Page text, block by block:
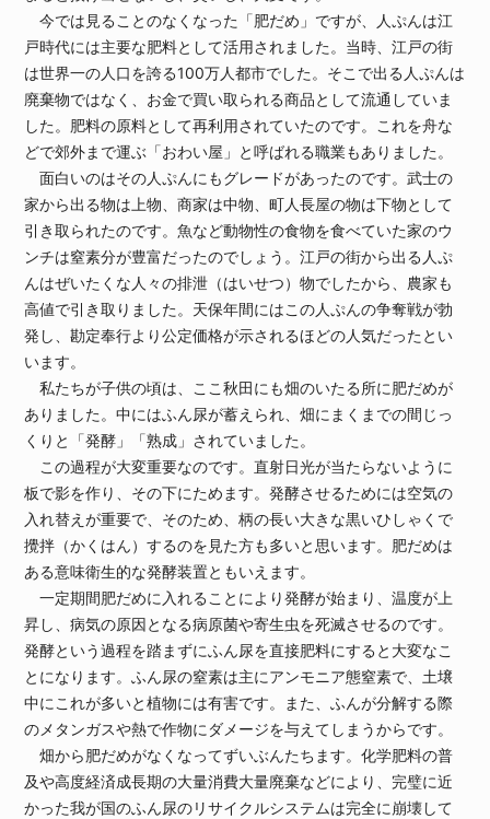
今では見ることのなくなった「肥だめ」ですが、人ぷんは江
戸時代には主要な肥料として活用されました。当時、江戸の街
は世界一の人口を誇る100万人都市でした。そこで出る人ぷんは
廃棄物ではなく、お金で買い取られる商品として流通していま
した。肥料の原料として再利用されていたのです。これを舟な
どで郊外まで運ぶ「おわい屋」と呼ばれる職業もありました。
面白いのはその人ぷんにもグレードがあったのです。武士の
家から出る物は上物、商家は中物、町人長屋の物は下物として
引き取られたのです。魚など動物性の食物を食べていた家のウ
ンチは窒素分が豊富だったのでしょう。江戸の街から出る人ぷ
んはぜいたくな人々の排泄（はいせつ）物でしたから、農家も
高値で引き取りました。天保年間にはこの人ぷんの争奪戦が勃
発し、勘定奉行より公定価格が示されるほどの人気だったとい
います。
私たちが子供の頃は、ここ秋田にも畑のいたる所に肥だめが
ありました。中にはふん尿が蓄えられ、畑にまくまでの間じっ
くりと「発酵」「熟成」されていました。
この過程が大変重要なのです。直射日光が当たらないように
板で影を作り、その下にためます。発酵させるためには空気の
入れ替えが重要で、そのため、柄の長い大きな黒いひしゃくで
攪拌（かくはん）するのを見た方も多いと思います。肥だめは
ある意味衛生的な発酵装置ともいえます。
一定期間肥だめに入れることにより発酵が始まり、温度が上
昇し、病気の原因となる病原菌や寄生虫を死滅させるのです。
発酵という過程を踏まずにふん尿を直接肥料にすると大変なこ
とになります。ふん尿の窒素は主にアンモニア態窒素で、土壌
中にこれが多いと植物には有害です。また、ふんが分解する際
のメタンガスや熱で作物にダメージを与えてしまうからです。
畑から肥だめがなくなってずいぶんたちます。化学肥料の普
及や高度経済成長期の大量消費大量廃棄などにより、完璧に近
かった我が国のふん尿のリサイクルシステムは完全に崩壊して